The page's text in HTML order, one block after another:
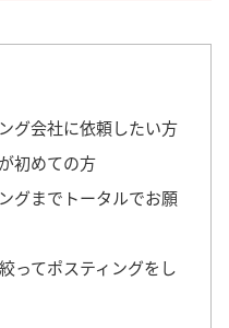
グ会社に依頼したい方
初めての方
グまでトータルでお願
ってポスティングをし